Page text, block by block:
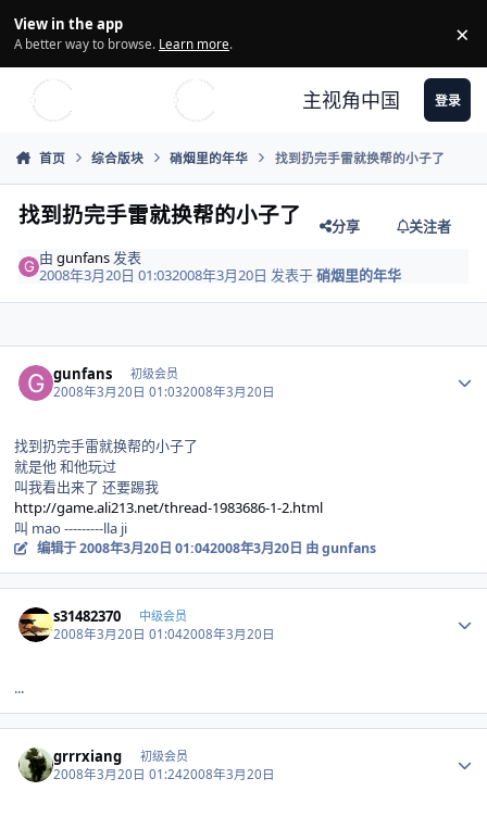
View in the app
A better way to browse. Learn more. ×
主视角中国 登录
首页 综合版块 硝烟里的年华 找到扔完手雷就换帮的小子了
找到扔完手雷就换帮的小子了 分享
关注者
由gunfans 发表
2008年3月20日 01:032008年3月20日 发表于硝烟里的年华
gunfans 初级会员
2008年3月20日 01:032008年3月20日
找到扔完手雷就换帮的小子了
就是他 和他玩过
叫我看出来了 还要踢我
http://game.ali213.net/thread-1983686-1-2.html
叫 mao ---------lla ji
编辑于2008年3月20日 01:042008年3月20日 由 gunfans
s31482370 中级会员
2008年3月20日 01:042008年3月20日
...
grrrxiang 初级会员
2008年3月20日 01:242008年3月20日